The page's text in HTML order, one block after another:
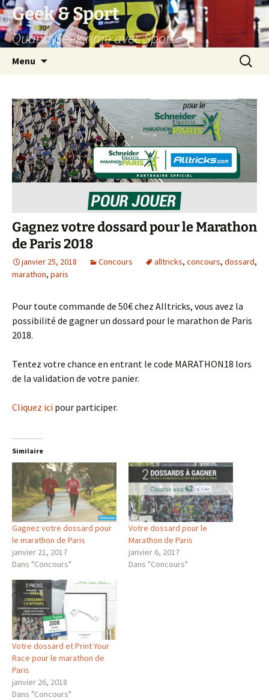
Aller
au
contenu
Geek & Sport
Quand Geek rime avec Sport
Menu
Gagnez votre dossard pour le Marathon
de Paris 2018
janvier 25, 2018 Concours alltricks, concours, dossard,
marathon, paris
Pour toute commande de 50€ chez Alltricks, vous avez la
possibilité de gagner un dossard pour le marathon de Paris
2018.
Tentez votre chance en entrant le code MARATHON18 lors
de la validation de votre panier.
Cliquez ici pour participer.
Similaire
Gagnez votre dossard pour
le marathon de Paris
janvier 21, 2017
Dans "Concours"
Votre dossard pour le
Marathon de Paris
janvier 6, 2017
Dans "Concours"
Votre dossard et Print Your
Race pour le marathon de
Paris
janvier 26, 2018
Dans "Concours"